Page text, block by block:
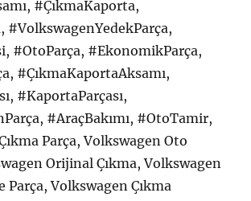
#ÇıkmaKaporta,
#VolkswagenYedekParça,
#OtoParça, #EkonomikParça,
#ÇıkmaKaportaAksamı,
#KaportaParçası,
#AraçBakımı, #OtoTamir,
Parça, Volkswagen Oto
Orijinal Çıkma, Volkswagen
Parça, Volkswagen Çıkma